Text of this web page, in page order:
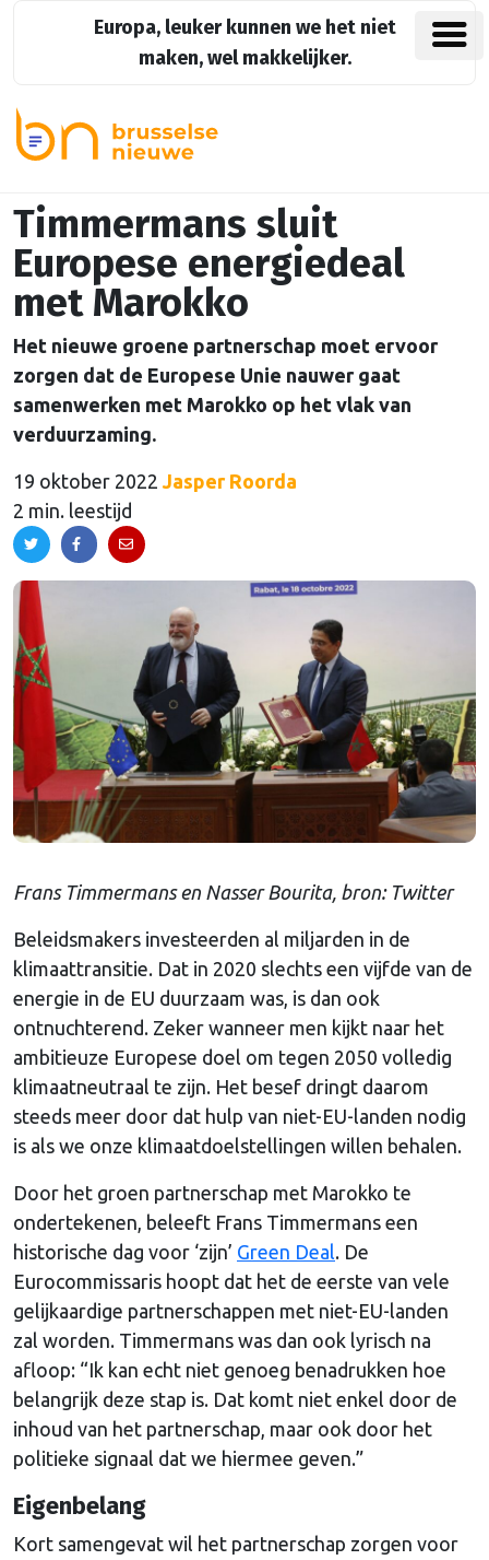
Europa, leuker kunnen we het niet
maken, wel makkelijker.
Timmermans sluit
Europese energiedeal
met Marokko
Het nieuwe groene partnerschap moet ervoor
zorgen dat de Europese Unie nauwer gaat
samenwerken met Marokko op het vlak van
verduurzaming.
19 oktober 2022 Jasper Roorda
2 min. leestijd
Frans Timmermans en Nasser Bourita, bron: Twitter
Beleidsmakers investeerden al miljarden in de
klimaattransitie. Dat in 2020 slechts een vijfde van de
energie in de EU duurzaam was, is dan ook
ontnuchterend. Zeker wanneer men kijkt naar het
ambitieuze Europese doel om tegen 2050 volledig
klimaatneutraal te zijn. Het besef dringt daarom
steeds meer door dat hulp van niet-EU-landen nodig
is als we onze klimaatdoelstellingen willen behalen.
Door het groen partnerschap met Marokko te
ondertekenen, beleeft Frans Timmermans een
historische dag voor ‘zijn’ Green Deal. De
Eurocommissaris hoopt dat het de eerste van vele
gelijkaardige partnerschappen met niet-EU-landen
zal worden. Timmermans was dan ook lyrisch na
afloop: “Ik kan echt niet genoeg benadrukken hoe
belangrijk deze stap is. Dat komt niet enkel door de
inhoud van het partnerschap, maar ook door het
politieke signaal dat we hiermee geven.”
Eigenbelang
Kort samengevat wil het partnerschap zorgen voor